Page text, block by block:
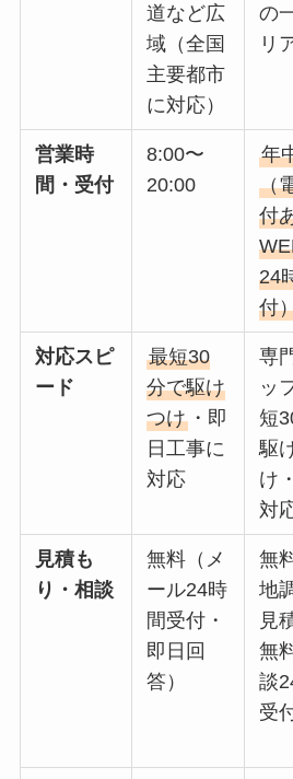
道など広
域（全国
主要都市
に対応）
の
リ
営業時
間・受付
8:00〜
20:00
年
（
付
24
付
対応スピ
ード
最短30
分で駆け
つけ ・即
日工事に
対応
専
ッ
短
駆
け
対
見積も
り・相談
無料（メ
ール24時
間受付・
即日回
答）
無
地
見
無
談
受